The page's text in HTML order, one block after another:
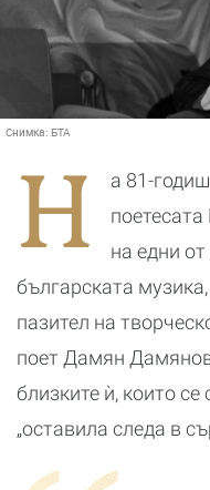
Снимка: БТА
Н
а 81-
на едни
българската
пазител на
поет Дамян
близките ѝ, които се
„оставила следа в